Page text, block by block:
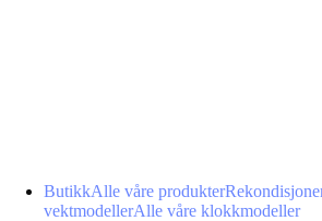
ButikkAlle våre produkter
vektmodellerAlle våre klokkmodeller